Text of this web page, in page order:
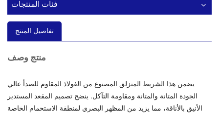
فئات المنتجات
تفاصيل المنتج
منتج وصف
يضمن هذا الشريط المنزلق المصنوع من الفولاذ المقاوم للصدأ عالي
الجودة المتانة والمتانة ومقاومة التآكل. ينضح تصميم المقعد المستدير
الأنيق بالأناقة، مما يزيد من المظهر البصري لمنطقة الاستحمام الخاصة